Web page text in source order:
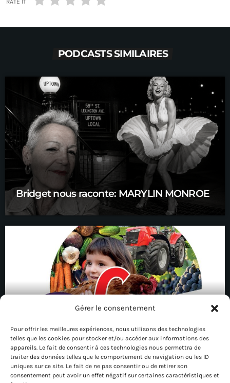
Gérer le consentement
Pour offrir les meilleures expériences, nous utilisons des technologies
telles que les cookies pour stocker et/ou accéder aux informations des
appareils. Le fait de consentir à ces technologies nous permettra de
traiter des données telles que le comportement de navigation ou les ID
uniques sur ce site. Le fait de ne pas consentir ou de retirer son
consentement peut avoir un effet négatif sur certaines caractéristiques et
RATE IT
PODCASTS SIMILAIRES
Bridget nous raconte: MARYLIN MONROE
Edition 80 : la foire de Châlons